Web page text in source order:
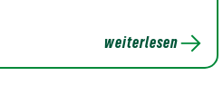
weiterlesen